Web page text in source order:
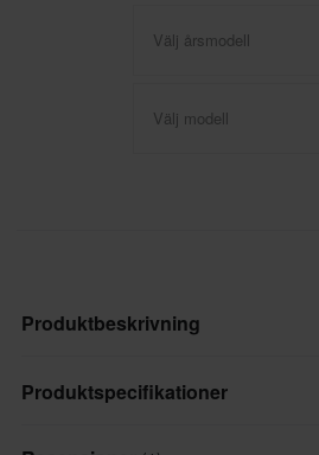
Välj årsmodell
Välj modell
Produktbeskrivning
Twentys främre hjuldistanskit passar
Produktspecifikationer